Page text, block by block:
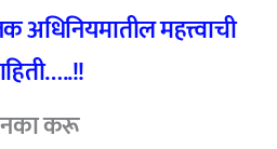
महत्त्वाची
नका करू